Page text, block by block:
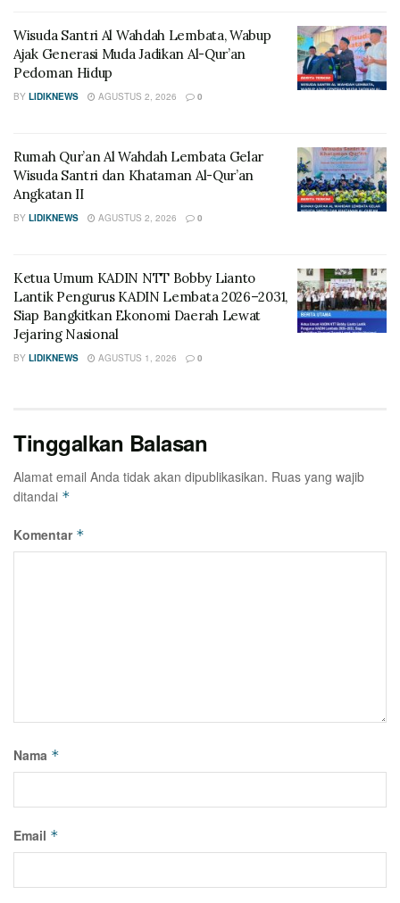
Wisuda Santri Al Wahdah Lembata, Wabup
Ajak Generasi Muda Jadikan Al-Qur’an
Pedoman Hidup
BY LIDIKNEWS AGUSTUS 2, 2026 0
Rumah Qur’an Al Wahdah Lembata Gelar
Wisuda Santri dan Khataman Al-Qur’an
Angkatan II
BY LIDIKNEWS AGUSTUS 2, 2026 0
Ketua Umum KADIN NTT Bobby Lianto
Lantik Pengurus KADIN Lembata 2026–2031,
Siap Bangkitkan Ekonomi Daerah Lewat
Jejaring Nasional
BY LIDIKNEWS AGUSTUS 1, 2026 0
Tinggalkan Balasan
Alamat email Anda tidak akan dipublikasikan. Ruas yang wajib
ditandai *
Komentar *
Nama *
Email *